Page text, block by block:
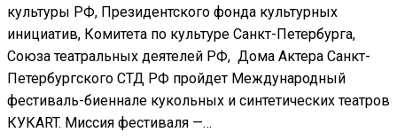
культуры РФ, Президентского фонда культурных
инициатив, Комитета по культуре Санкт-Петербурга,
Союза театральных деятелей РФ, Дома Актера Санкт-
Петербургского СТД РФ пройдет Международный
фестиваль-биеннале кукольных и синтетических театров
КУКART. Миссия фестиваля —…